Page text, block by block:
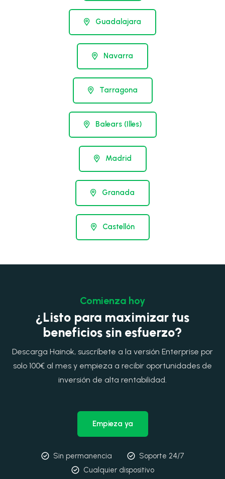
Guadalajara
Navarra
Tarragona
Balears (Illes)
Madrid
Granada
Castellón
Comienza hoy
¿Listo para maximizar tus
beneficios sin esfuerzo?
Descarga Hainok, suscríbete a la versión Enterprise por
solo 100€ al mes y empieza a recibir oportunidades de
inversión de alta rentabilidad.
Empieza ya
Sin permanencia
Soporte 24/7
Cualquier dispositivo